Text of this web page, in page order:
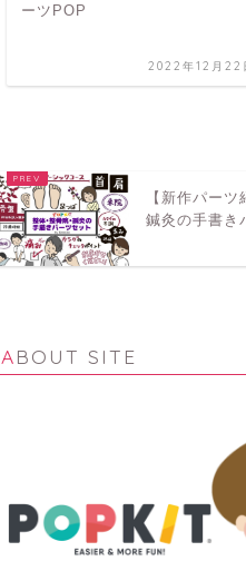
ーツPOP
2022年12月22
【新作パー
鍼灸の手書き
ABOUT SITE